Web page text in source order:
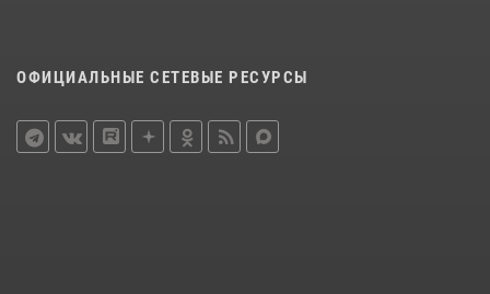
ОФИЦИАЛЬНЫЕ СЕТЕВЫЕ РЕСУРСЫ